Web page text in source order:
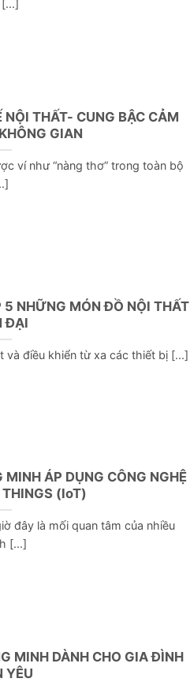
NỘI THẤT- CUNG BẬC CẢM
GIAN
ví như “nàng thơ” trong toàn bộ
NHỮNG MÓN ĐỒ NỘI THẤT
ĐẠI
và điều khiển từ xa các thiết bị [...]
ÁP DỤNG CÔNG NGHỆ
THINGS (IoT)
đây là mối quan tâm của nhiều
[...]
MINH DÀNH CHO GIA ĐÌNH
YÊU